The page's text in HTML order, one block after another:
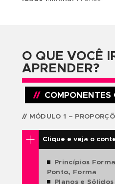
com odesenho
É indicado a
da prática do
universo, seja
atividade de lazer.
Pré-requisitos:
Idade Mínima:14